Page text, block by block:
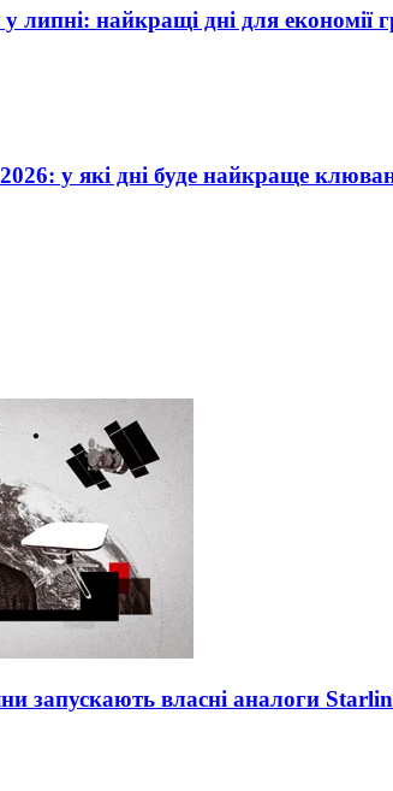
липні: найкращі дні для економії
у які дні буде найкраще
запускають власні аналоги